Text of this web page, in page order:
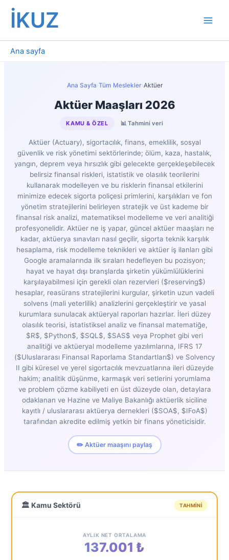
İçeriğe
İKUZ
Ana sayfa
Ana Sayfa›Tüm Meslekler›Aktüer
Aktüer Maaşları 2026
KAMU & ÖZEL 📊 Tahmini veri
Aktüer (Actuary), sigortacılık, finans, emeklilik, sosyal
güvenlik ve risk yönetimi sektörlerinde; ölüm, kaza, hastalık,
yangın, deprem veya hırsızlık gibi gelecekte gerçekleşebilecek
belirsiz finansal riskleri, istatistik ve olasılık teorilerini
kullanarak modelleyen ve bu risklerin finansal etkilerini
minimize edecek sigorta poliçesi primlerini, karşılıkları ve fon
yönetim stratejilerini belirleyen stratejik ve üst kademe bir
finansal risk analizi, matematiksel modelleme ve veri analitiği
profesyonelidir. Aktüer ne iş yapar, güncel aktüer maaşları ne
kadar, aktüerya sınavları nasıl geçilir, sigorta teknik karşılık
hesaplama, risk modelleme teknikleri ve aktüer iş ilanları gibi
Google aramalarında ilk sıraları hedefleyen bu pozisyon;
hayat ve hayat dışı branşlarda şirketin yükümlülüklerini
karşılayabilmesi için gerekli olan rezervleri ($reserving$)
hesaplar, reasürans stratejilerini kurgular, şirketin uzun vadeli
solvens (mali yeterlilik) analizlerini gerçekleştirir ve yasal
kurumlara sunulacak aktüeryal raporları hazırlar. İleri düzey
olasılık teorisi, istatistiksel analiz ve finansal matematiğe,
$R$, $Python$, $SQL$, $SAS$ veya Prophet gibi veri
analitiği ve aktüeryal modelleme yazılımlarına, IFRS 17
($Uluslararası Finansal Raporlama Standartları$) ve Solvency
II gibi küresel ve yerel sigortacılık mevzuatlarına ileri düzeyde
hakim; analitik düşünme, karmaşık veri setlerini yorumlama
ve problem çözme kabiliyeti en üst düzeyde olan, detaylara
odaklanan ve Hazine ve Maliye Bakanlığı aktüerlik siciline
kayıtlı / uluslararası aktüerya dernekleri ($SOA$, $IFoA$)
tarafından akredite edilmiş yetkin bir finans yöneticisidir.
✏️ Aktüer maaşını paylaş
🏛️ Kamu Sektörü TAHMINI
AYLIK NET ORTALAMA
137.001 ₺